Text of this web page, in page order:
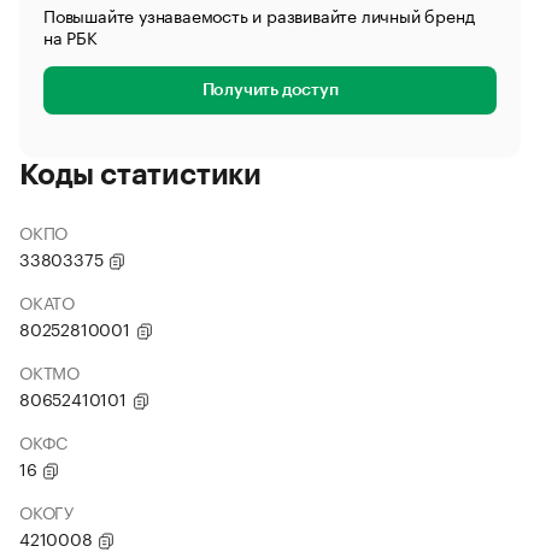
Повышайте узнаваемость и развивайте личный бренд
на РБК
Получить доступ
Коды статистики
ОКПО
33803375
ОКАТО
80252810001
ОКТМО
80652410101
ОКФС
16
ОКОГУ
4210008